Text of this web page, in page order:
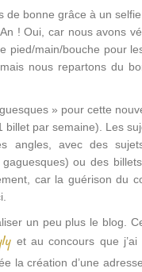
de bonne grâce à un
! Oui, car nous avons
pied/main/bouche pour
nous repartons du
» pour cette
par semaine). Les
angles, avec des
ou des
car la guérison
un peu plus le blog.
et au concours que
la création d’une